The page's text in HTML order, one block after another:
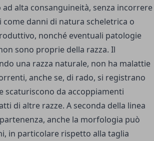
alta consanguineità, senza incorrere
danni di natura scheletrica o
nonché eventuali patologie
sono proprie della razza. Il
una razza naturale, non ha malattie
anche se, di rado, si registrano
scaturiscono da accoppiamenti
di altre razze. A seconda della linea
anche la morfologia può
in particolare rispetto alla taglia